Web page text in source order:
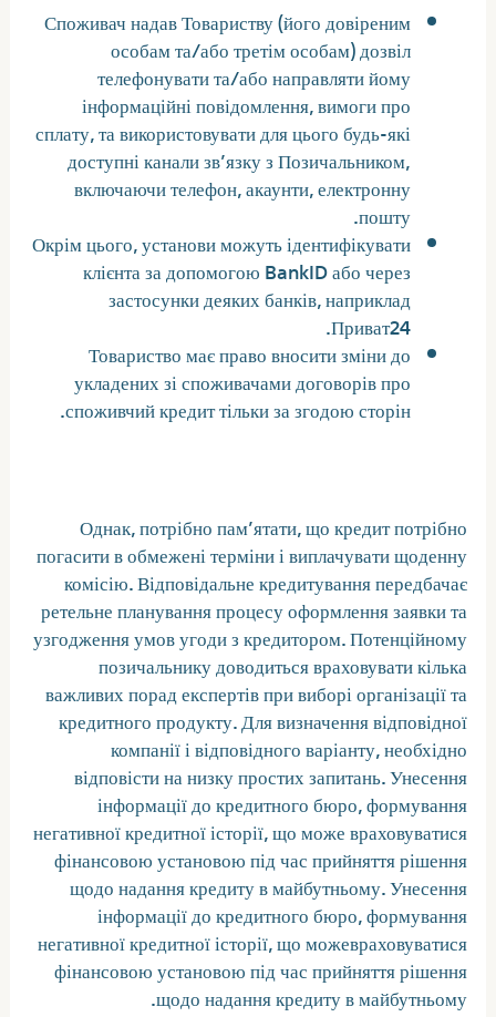
Споживач надав Товариству (його довіреним
особам та/або третім особам) дозвіл
телефонувати та/або направляти йому
інформаційні повідомлення, вимоги про
сплату, та використовувати для цього будь-які
доступні канали зв’язку з Позичальником,
включаючи телефон, акаунти, електронну
пошту.
Окрім цього, установи можуть ідентифікувати
клієнта за допомогою BankID або через
застосунки деяких банків, наприклад
Приват24.
Товариство має право вносити зміни до
укладених зі споживачами договорів про
споживчий кредит тільки за згодою сторін.
Однак, потрібно пам’ятати, що кредит потрібно
погасити в обмежені терміни і виплачувати щоденну
комісію. Відповідальне кредитування передбачає
ретельне планування процесу оформлення заявки та
узгодження умов угоди з кредитором. Потенційному
позичальнику доводиться враховувати кілька
важливих порад експертів при виборі організації та
кредитного продукту. Для визначення відповідної
компанії і відповідного варіанту, необхідно
відповісти на низку простих запитань. Унесення
інформації до кредитного бюро, формування
негативної кредитної історії, що може враховуватися
фінансовою установою під час прийняття рішення
щодо надання кредиту в майбутньому. Унесення
інформації до кредитного бюро, формування
негативної кредитної історії, що можевраховуватися
фінансовою установою під час прийняття рішення
щодо надання кредиту в майбутньому.